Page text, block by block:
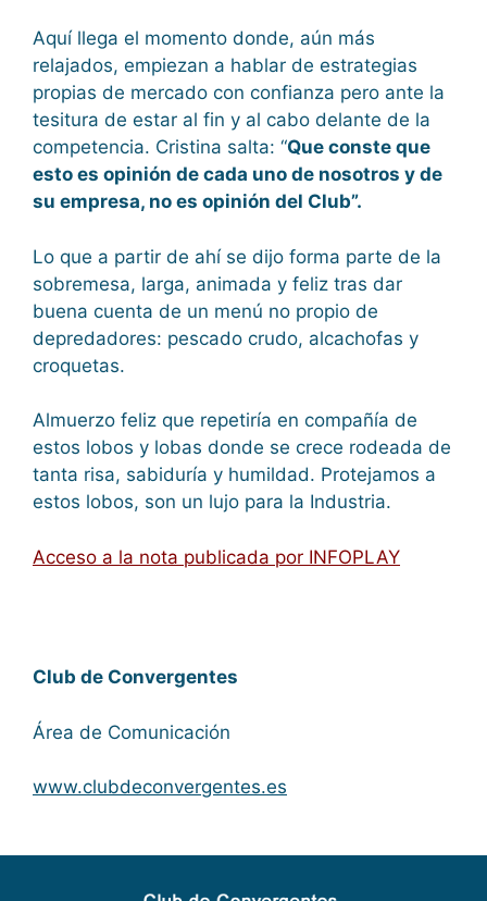
Aquí llega el momento donde, aún más
relajados, empiezan a hablar de estrategias
propias de mercado con confianza pero ante la
tesitura de estar al fin y al cabo delante de la
competencia. Cristina salta: “Que conste que
esto es opinión de cada uno de nosotros y de
su empresa, no es opinión del Club”.
Lo que a partir de ahí se dijo forma parte de la
sobremesa, larga, animada y feliz tras dar
buena cuenta de un menú no propio de
depredadores: pescado crudo, alcachofas y
croquetas.
Almuerzo feliz que repetiría en compañía de
estos lobos y lobas donde se crece rodeada de
tanta risa, sabiduría y humildad. Protejamos a
estos lobos, son un lujo para la Industria.
Acceso a la nota publicada por INFOPLAY
Club de Convergentes
Área de Comunicación
www.clubdeconvergentes.es